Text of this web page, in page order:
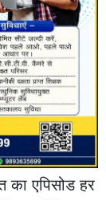
का एपिसोड हर